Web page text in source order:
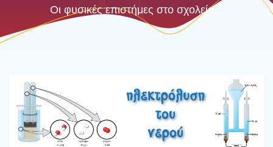
Οι φυσικές επιστήμες στο σχολείο...